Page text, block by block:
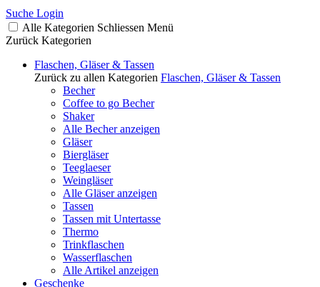
Suche Login
Alle Kategorien Schliessen Menü
Zurück Kategorien
Flaschen, Gläser & Tassen
Zurück zu allen Kategorien Flaschen, Gläser & Tassen
Becher
Coffee to go Becher
Shaker
Alle Becher anzeigen
Gläser
Biergläser
Teeglaeser
Weingläser
Alle Gläser anzeigen
Tassen
Tassen mit Untertasse
Thermo
Trinkflaschen
Wasserflaschen
Alle Artikel anzeigen
Geschenke